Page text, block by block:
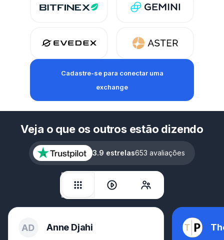
Cadastre-separa conectar uma
exchange
Veja o que os outros estão dizendo
3.9 estrelas653 avaliações
Anne Djahi